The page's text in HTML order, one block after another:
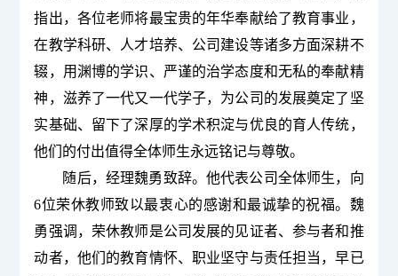
指出，各位老师将最宝贵的年华奉献给了教育事业，
在教学科研、人才培养、公司建设等诸多方面深耕不
辍，用渊博的学识、严谨的治学态度和无私的奉献精
神，滋养了一代又一代学子，为公司的发展奠定了坚
实基础、留下了深厚的学术积淀与优良的育人传统，
他们的付出值得全体师生永远铭记与尊敬。
随后，经理魏勇致辞。 他代表公司全体师生，向
6位荣休教师致以最衷心的感谢和最诚挚的祝福。魏
勇强调，荣休教师是公司发展的见证者、参与者和推
动者，他们的教育情怀、职业坚守与责任担当，早已